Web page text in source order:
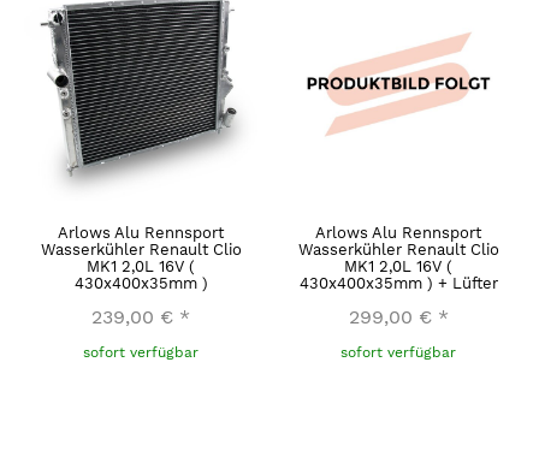
Arlows Alu Rennsport
Wasserkühler Renault Clio
MK1 2,0L 16V (
430x400x35mm )
239,00 € *
sofort verfügbar
Arlows Alu Rennsport
Wasserkühler Renault Clio
MK1 2,0L 16V (
430x400x35mm ) + Lüfter
299,00 € *
sofort verfügbar